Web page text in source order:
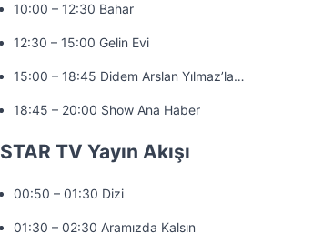
10:00 – 12:30 Bahar
12:30 – 15:00 Gelin Evi
15:00 – 18:45 Didem Arslan Yılmaz’la…
18:45 – 20:00 Show Ana Haber
STAR TV Yayın Akışı
00:50 – 01:30 Dizi
01:30 – 02:30 Aramızda Kalsın